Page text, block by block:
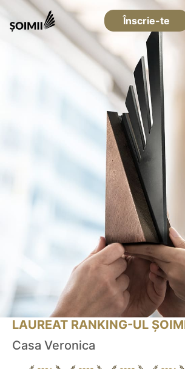
Înscrie-te
LAUREAT RANKING-UL
Casa Veronica